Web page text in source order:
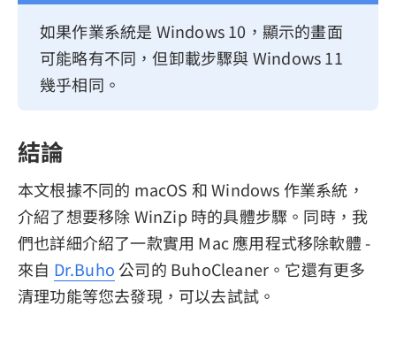
如果作業系統是 Windows 10，顯示的畫面
可能略有不同，但卸載步驟與 Windows 11
幾乎相同。
結論
本文根據不同的 macOS 和 Windows 作業系統，
介紹了想要移除 WinZip 時的具體步驟。同時，我
們也詳細介紹了一款實用 Mac 應用程式移除軟體 -
來自 Dr.Buho 公司的 BuhoCleaner。它還有更多
清理功能等您去發現，可以去試試。